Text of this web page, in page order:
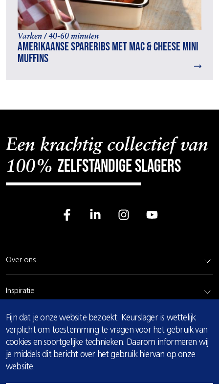
COOKIE
MELDING
Fijn dat je onze website bezoekt. Keurslager is wettelijk
verplicht om toestemming te vragen voor het gebruik van
cookies en soortgelijke technieken. Daarom informeren wij
je middels dit bericht over het gebruik hiervan op onze
website.
Varken / 40-60 minuten
Amerikaanse spareribs met Mac & Cheese Mini
Muffins
Een krachtig collectief van
100% zelfstandige slagers
Over ons
Inspiratie
Rundvlees
Bereidingsadvies